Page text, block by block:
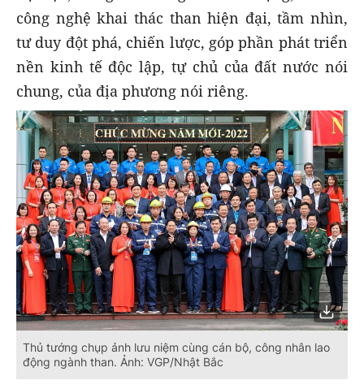
công nghệ khai thác than hiện đại, tầm nhìn,
tư duy đột phá, chiến lược, góp phần phát triển
nền kinh tế độc lập, tự chủ của đất nước nói
chung, của địa phương nói riêng.
Thủ tướng chụp ảnh lưu niệm cùng cán bộ, công nhân lao
động ngành than. Ảnh: VGP/Nhật Bắc